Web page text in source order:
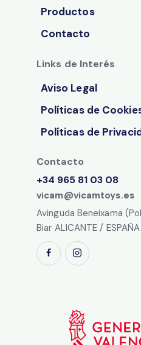
Productos
Contacto
Links de Interés
Aviso Legal
Políticas de
Políticas de
Contacto
+34 965 81 03 08
vicam@vicamtoys.es
Avinguda Beneixama
Biar ALICANTE / ESPAÑA